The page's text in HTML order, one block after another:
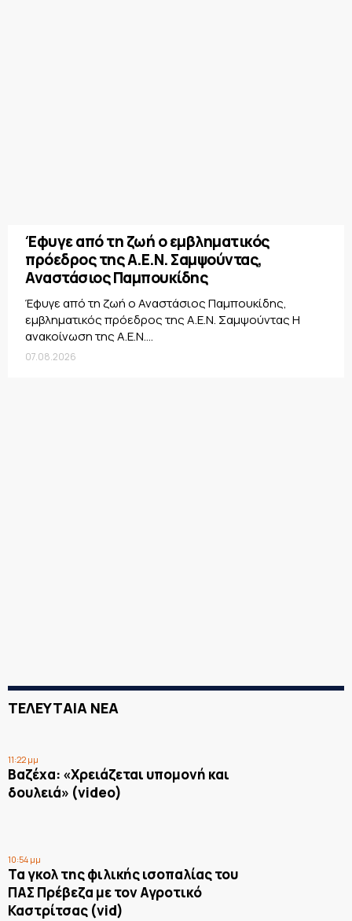
Έφυγε από τη ζωή ο εμβληματικός
πρόεδρος της Α.Ε.Ν. Σαμψούντας,
Αναστάσιος Παμπουκίδης
Έφυγε από τη ζωή ο Αναστάσιος Παμπουκίδης,
εμβληματικός πρόεδρος της Α.Ε.Ν. Σαμψούντας Η
ανακοίνωση της Α.Ε.Ν....
07.08.2026
ΤΕΛΕΥΤΑΙΑ ΝΕΑ
11:22 μμ
Βαζέχα: «Χρειάζεται υπομονή και
δουλειά» (video)
10:54 μμ
Τα γκολ της φιλικής ισοπαλίας του
ΠΑΣ Πρέβεζα με τον Αγροτικό
Καστρίτσας (vid)